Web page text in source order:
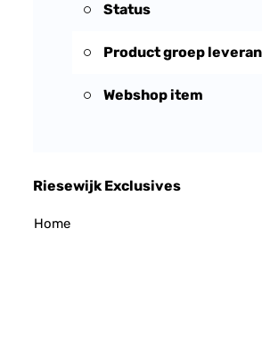
Status
Product groep
Webshop item
Riesewijk Exclusives
Home